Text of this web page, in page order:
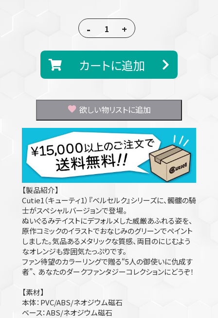
- +
カートに追加
欲しい物リストに追加
【製品紹介】
Cutie1（キューティ1）『ベルセルク』シリーズに、髑髏の騎
士がスペシャルバージョンで登場。
ぬいぐるみテイストにデフォルメした威厳あふれる姿を、
原作コミックのイラストでおなじみのグリーンでペイント
しました。気品あるメタリックな質感、両目のにじむよう
なオレンジも雰囲気たっぷりです。
ファン待望のカラーリングで贈る“5人の御使いに仇成す
者”、 あなたのダークファンタジーコレクションにどうぞ！
【素材】
本体：PVC/ABS/ネオジウム磁石
ベース：ABS/ネオジウム磁石